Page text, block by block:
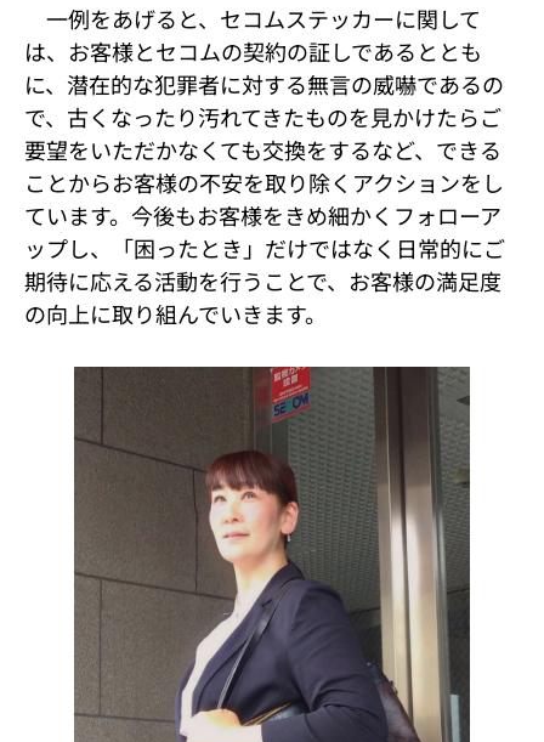
一例をあげると、セコムステッカーに関して
は、お客様とセコムの契約の証しであるととも
に、潜在的な犯罪者に対する無言の威嚇であるの
で、古くなったり汚れてきたものを見かけたらご
要望をいただかなくても交換をするなど、できる
ことからお客様の不安を取り除くアクションをし
ています。今後もお客様をきめ細かくフォローア
ップし、「困ったとき」だけではなく日常的にご
期待に応える活動を行うことで、お客様の満足度
の向上に取り組んでいきます。